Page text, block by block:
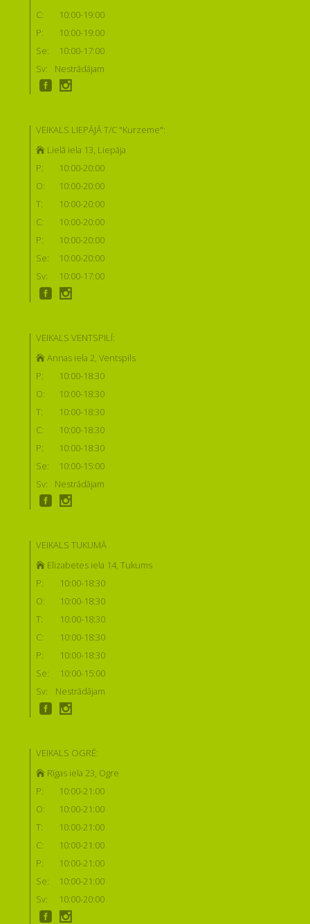
C:
10:00-19:00
P:
10:00-19:00
Se:
10:00-17:00
Sv:
Nestrādājam
VEIKALS LIEPĀJĀ T/C "Kurzeme":
Lielā iela 13, Liepāja
P:
10:00-20:00
O:
10:00-20:00
T:
10:00-20:00
C:
10:00-20:00
P:
10:00-20:00
Se:
10:00-20:00
Sv:
10:00-17:00
VEIKALS VENTSPILĪ:
Annas iela 2, Ventspils
P:
10:00-18:30
O:
10:00-18:30
T:
10:00-18:30
C:
10:00-18:30
P:
10:00-18:30
Se:
10:00-15:00
Sv:
Nestrādājam
VEIKALS TUKUMĀ
Elizabetes iela 14, Tukums
P:
10:00-18:30
O:
10:00-18:30
T:
10:00-18:30
C:
10:00-18:30
P:
10:00-18:30
Se:
10:00-15:00
Sv:
Nestrādājam
VEIKALS OGRĒ:
Rīgas iela 23, Ogre
P:
10:00-21:00
O:
10:00-21:00
T:
10:00-21:00
C:
10:00-21:00
P:
10:00-21:00
Se:
10:00-21:00
Sv:
10:00-20:00